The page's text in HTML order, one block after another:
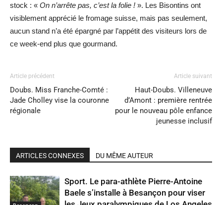
stock : « On n’arrête pas, c’est la folie ! ». Les Bisontins ont
visiblement apprécié le fromage suisse, mais pas seulement,
aucun stand n’a été épargné par l’appétit des visiteurs lors de
ce week-end plus que gourmand.
Article précédent
Doubs. Miss Franche-Comté :
Jade Cholley vise la couronne
régionale
Article suivant
Haut-Doubs. Villeneuve
d’Amont : première rentrée
pour le nouveau pôle enfance
jeunesse inclusif
ARTICLES CONNEXES DU MÊME AUTEUR
Sport. Le para-athlète Pierre-Antoine
Baele s’installe à Besançon pour viser